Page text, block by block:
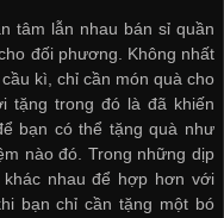
tâm lẫn nhau bán sỉ quần
đối phương. Không nhất
kì, chỉ cần món quà cho
tặng trong đó là đã khiến
bạn có thể tặng quà như
nào đó. Trong những dịp
nhau để hợp hơn với
bạn chỉ cần tặng một bó